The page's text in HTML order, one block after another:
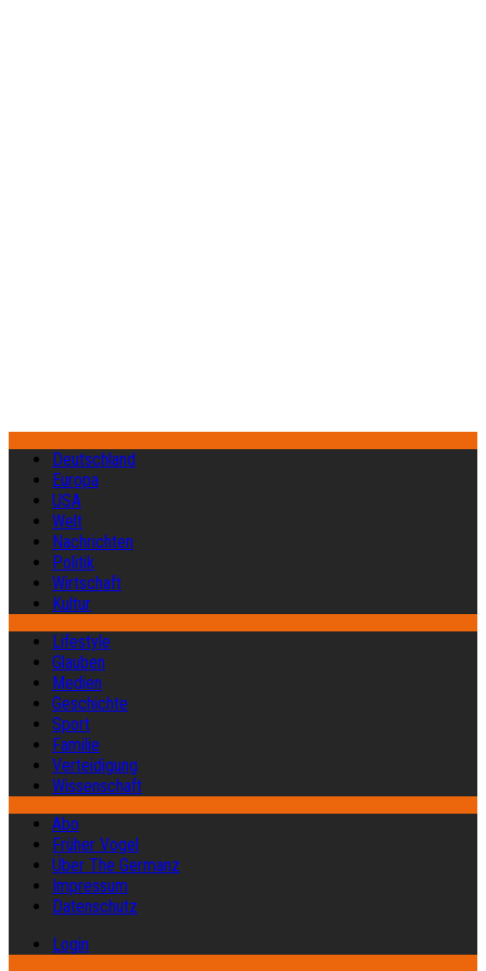
Deutschland
Europa
USA
Welt
Nachrichten
Politik
Wirtschaft
Kultur
Lifestyle
Glauben
Medien
Geschichte
Sport
Familie
Verteidigung
Wissenschaft
Abo
Früher Vogel
Über The Germanz
Impressum
Datenschutz
Login